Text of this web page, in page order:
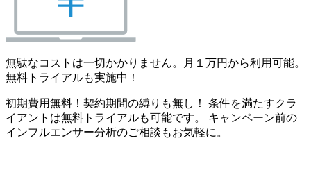
無駄なコストは一切かかりません。月１万円から利用可能。
無料トライアルも実施中！
初期費用無料！契約期間の縛りも無し！ 条件を満たすクラ
イアントは無料トライアルも可能です。 キャンペーン前の
インフルエンサー分析のご相談もお気軽に。